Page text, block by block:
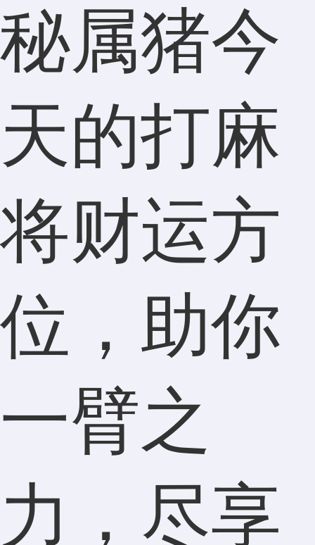
秘属猪今
天的打麻
将财运方
位，助你
一臂之
力，尽享